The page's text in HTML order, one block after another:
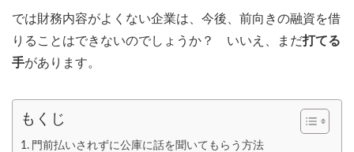
では財務内容がよくない企業は、今後、前向きの融資を借
りることはできないのでしょうか？ いいえ、まだ打てる
手があります。
もくじ
門前払いされずに公庫に話を聞いてもらう方法